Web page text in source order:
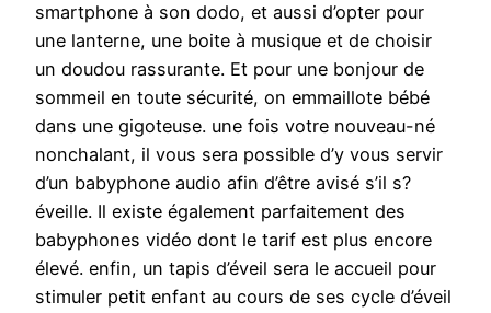
smartphone à son dodo, et aussi d’opter pour
une lanterne, une boite à musique et de choisir
un doudou rassurante. Et pour une bonjour de
sommeil en toute sécurité, on emmaillote bébé
dans une gigoteuse. une fois votre nouveau-né
nonchalant, il vous sera possible d’y vous servir
d’un babyphone audio afin d’être avisé s’il s?
éveille. Il existe également parfaitement des
babyphones vidéo dont le tarif est plus encore
élevé. enfin, un tapis d’éveil sera le accueil pour
stimuler petit enfant au cours de ses cycle d’éveil